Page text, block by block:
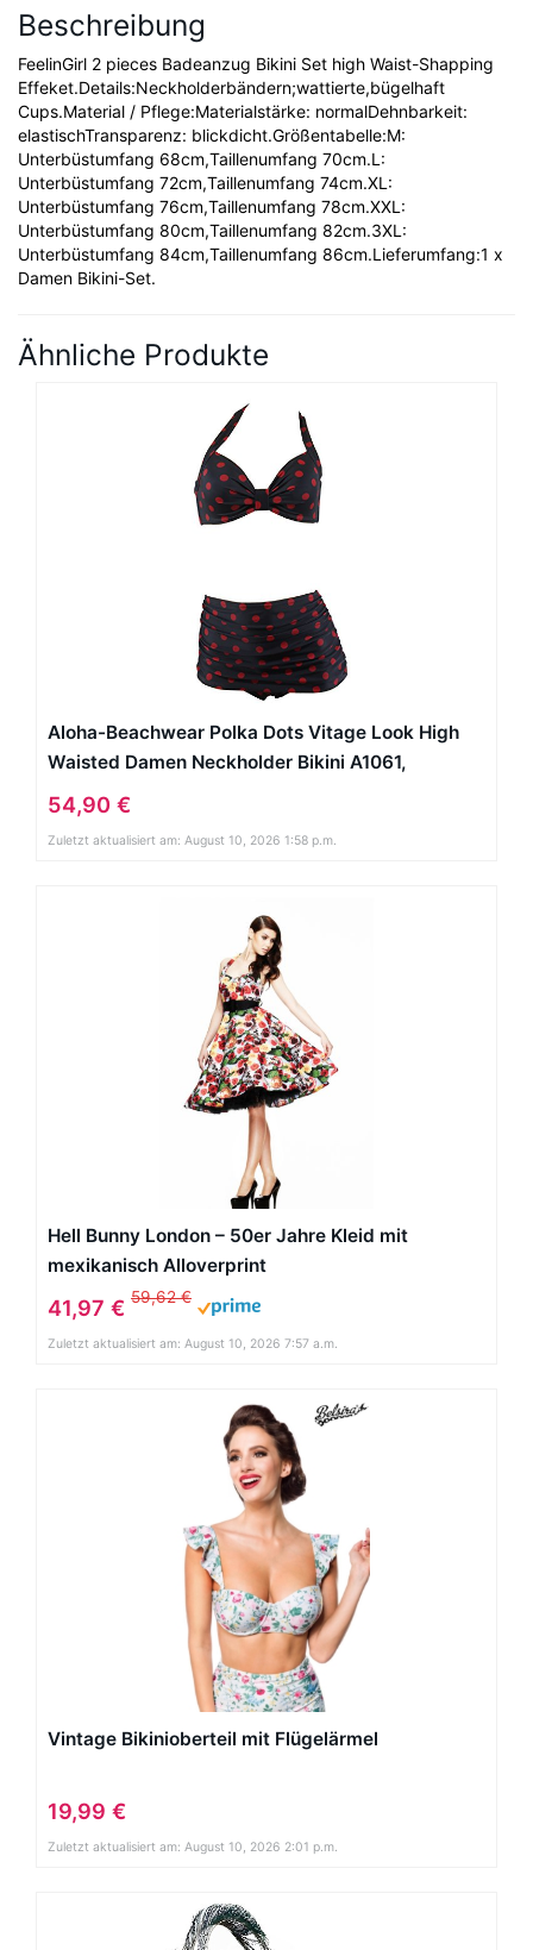
Beschreibung
FeelinGirl 2 pieces Badeanzug Bikini Set high Waist-Shapping
Effeket.Details:Neckholderbändern;wattierte,bügelhaft
Cups.Material / Pflege:Materialstärke: normalDehnbarkeit:
elastischTransparenz: blickdicht.Größentabelle:M:
Unterbüstumfang 68cm,Taillenumfang 70cm.L:
Unterbüstumfang 72cm,Taillenumfang 74cm.XL:
Unterbüstumfang 76cm,Taillenumfang 78cm.XXL:
Unterbüstumfang 80cm,Taillenumfang 82cm.3XL:
Unterbüstumfang 84cm,Taillenumfang 86cm.Lieferumfang:1 x
Damen Bikini-Set.
Ähnliche Produkte
Aloha-Beachwear Polka Dots Vitage Look High
Waisted Damen Neckholder Bikini A1061,
gepunktet (M / 38 / UK 12, Schwarz / Rot)
54,90 €
Zuletzt aktualisiert am: August 10, 2026 1:58 p.m.
Hell Bunny London – 50er Jahre Kleid mit
mexikanisch Alloverprint
41,97 € 59,62 €
Zuletzt aktualisiert am: August 10, 2026 7:57 a.m.
Vintage Bikinioberteil mit Flügelärmel
19,99 €
Zuletzt aktualisiert am: August 10, 2026 2:01 p.m.